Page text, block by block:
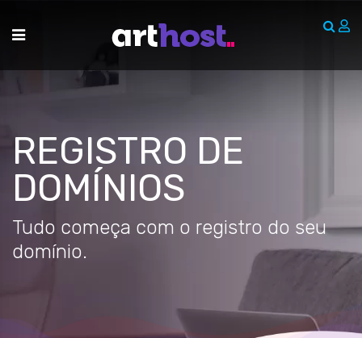
REGISTRO DE
DOMÍNIOS
Tudo começa com o registro do seu
domínio.